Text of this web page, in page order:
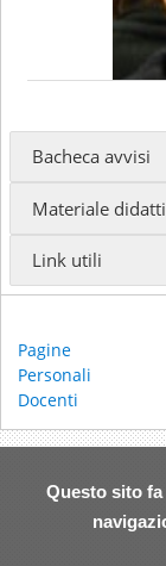
Questo sito
Baccalaureato
(Docente
Licenza in
Licenza in
Scienze
Magistrale)
Ricevimento:
per accordarsi)
Email:
Telefono:39
Bacheca avvisi
Materiale
Link utili
Pagine
Personali
Docenti